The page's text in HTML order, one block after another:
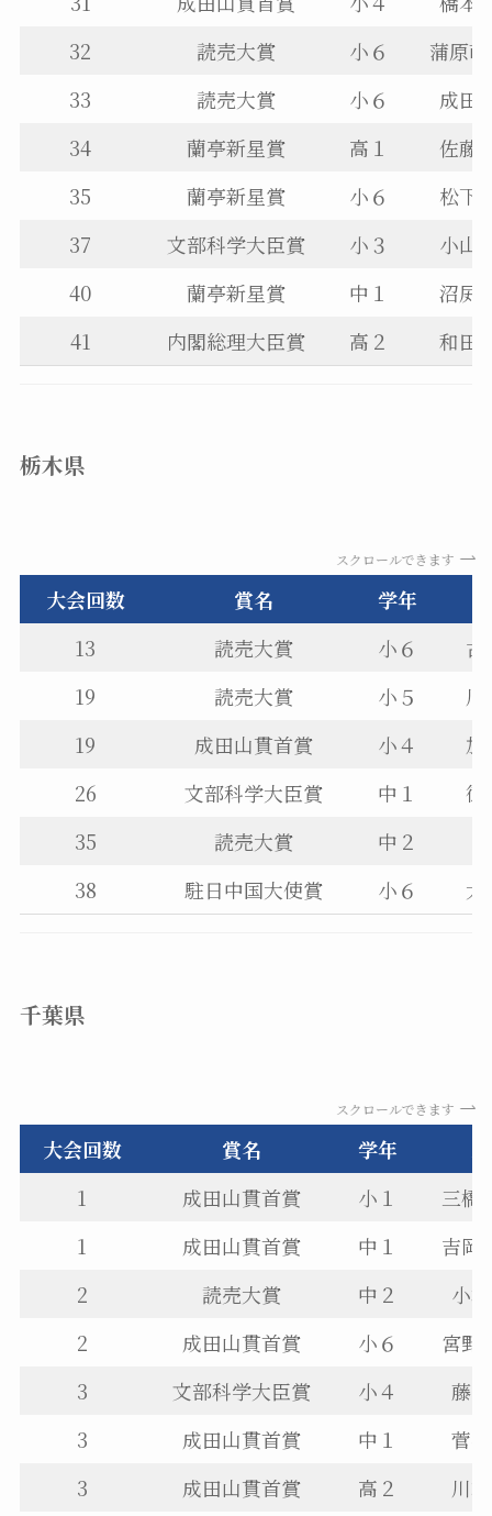
32
読売大賞 小６
蒲原
33
読売大賞 小６
成田
34
蘭亭新星賞 高１
佐藤
35
蘭亭新星賞 小６
松下
37
文部科学大臣賞 小３
小山
40
蘭亭新星賞 中１
沼㞍
41
内閣総理大臣賞 高２ 和田
栃木県
スクロールできます
大会回数 賞名 学年
13
読売大賞 小６
古
19
読売大賞 小５
川
19
成田山貫首賞 小４
加
26
文部科学大臣賞 中１
徳
35
読売大賞 中２
38
駐日中国大使賞 小６ 大
千葉県
スクロールできます
大会回数 賞名 学年
1
成田山貫首賞 小１
三橋
1
成田山貫首賞 中１
吉岡
2
読売大賞 中２
小
2
成田山貫首賞 小６
宮野
3
文部科学大臣賞 小４
藤
3
成田山貫首賞 中１
菅
3
成田山貫首賞 高２
川